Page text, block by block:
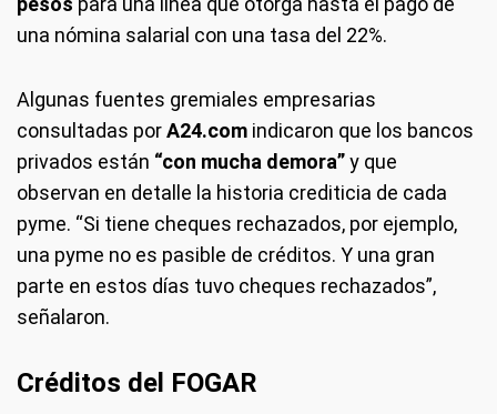
una nómina salarial con una tasa del 22%.
Algunas fuentes gremiales empresarias
consultadas porA24.com indicaron que los bancos
privados están “con mucha demora”y que
observan en detalle la historia crediticia de cada
pyme. “Si tiene cheques rechazados, por ejemplo,
una pyme no es pasible de créditos. Y una gran
parte en estos días tuvo cheques rechazados”,
señalaron.
Créditos del FOGAR